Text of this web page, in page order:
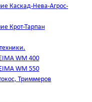
Каскад-Нева-Агрос-
Крот-Тарпан
WM 400
WM 550
Триммеров